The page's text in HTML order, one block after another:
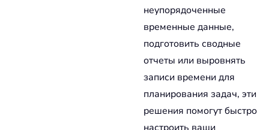
неупорядоченные
временные данные,
подготовить сводные
отчеты или выровнять
записи времени для
планирования задач, эти
решения помогут быстро